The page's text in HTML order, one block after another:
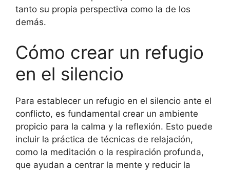
tanto su propia perspectiva como la de los
demás.
Cómo crear un refugio
en el silencio
Para establecer un refugio en el silencio ante el
conflicto, es fundamental crear un ambiente
propicio para la calma y la reflexión. Esto puede
incluir la práctica de técnicas de relajación,
como la meditación o la respiración profunda,
que ayudan a centrar la mente y reducir la